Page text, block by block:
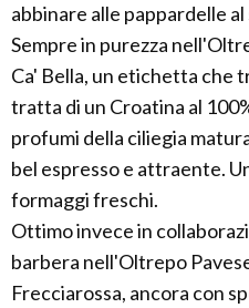
abbinare alle pappardelle
Sempre in purezza
Ca' Bella, un etichetta che
tratta di un Croatina al
profumi della ciliegia
bel espresso e attraente.
formaggi freschi.
Ottimo invece in
barbera nell'Oltrepo
Frecciarossa, ancora con